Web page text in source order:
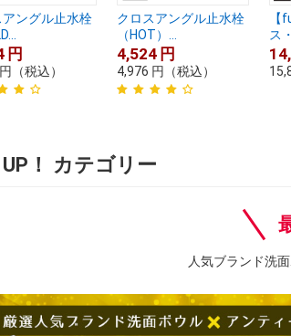
ングル止水栓
円
（税込）
クロスアングル止水栓
（HOT）...
4,524 円
4,976 円 （税込）
【
ス
UP！ カテゴリー
人気ブランド洗